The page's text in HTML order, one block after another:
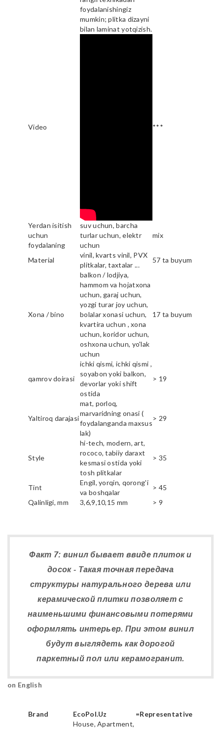
foydalanishingiz
mumkin; plitka dizayni
bilan laminat yotqizish.
Video ***
Yerdan isitish
uchun
foydalaning
suv uchun, barcha
turlar uchun, elektr
uchun
mix
Material
vinil, kvarts vinil, PVX
plitkalar, taxtalar ...
57 ta buyum
Xona / bino
balkon / lodjiya,
hammom va hojatxona
uchun, garaj uchun,
yozgi turar joy uchun,
bolalar xonasi uchun,
kvartira uchun , xona
uchun, koridor uchun,
oshxona uchun, yo'lak
uchun
17 ta buyum
qamrov doirasi
ichki qismi, ichki qismi ,
soyabon yoki balkon,
devorlar yoki shift
ostida
> 19
Yaltiroq darajasi
mat, porloq,
marvaridning onasi (
foydalanganda maxsus
lak)
> 29
Style
hi-tech, modern, art,
rococo, tabiiy daraxt
kesmasi ostida yoki
tosh plitkalar
> 35
Tint
Engil, yorqin, qorong'i
va boshqalar
> 45
Qalinligi, mm
3,6,9,10,15 mm > 9
Факт 7: винил бывает ввиде плиток и
досок - Такая точная передача
структуры натурального дерева или
керамической плитки позволяет с
наименьшими финансовыми потерями
оформлять интерьер. При этом винил
будут выглядеть как дорогой
паркетный пол или керамогранит.
on English
Brand EcoPol.Uz =Representative
House, Apartment,